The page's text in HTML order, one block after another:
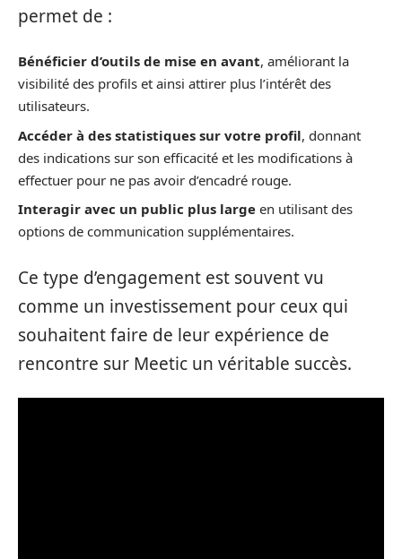
permet de :
Bénéficier d’outils de mise en avant, améliorant la
visibilité des profils et ainsi attirer plus l’intérêt des
utilisateurs.
Accéder à des statistiques sur votre profil, donnant
des indications sur son efficacité et les modifications à
effectuer pour ne pas avoir d’encadré rouge.
Interagir avec un public plus large en utilisant des
options de communication supplémentaires.
Ce type d’engagement est souvent vu
comme un investissement pour ceux qui
souhaitent faire de leur expérience de
rencontre sur Meetic un véritable succès.